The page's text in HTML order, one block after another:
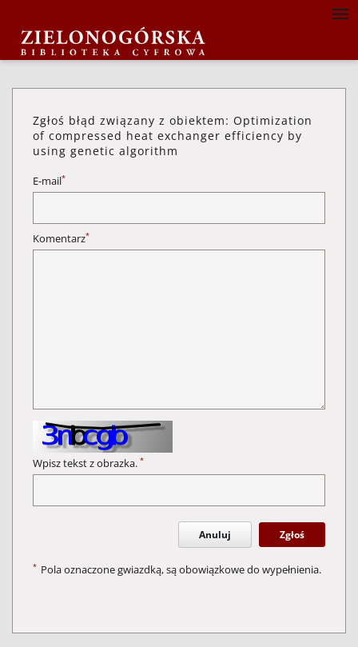
Zgłoś błąd związany z obiektem: Optimization
of compressed heat exchanger efficiency by
using genetic algorithm
E-mail*
Komentarz*
Wpisz tekst z obrazka. *
Anuluj Zgłoś
* Pola oznaczone gwiazdką, są obowiązkowe do wypełnienia.